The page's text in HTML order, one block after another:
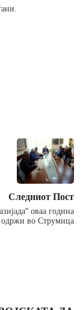
Следниот Пост
оваа година
одржи во Струмица